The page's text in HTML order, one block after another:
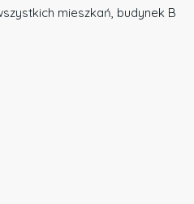
mieszkań, budynek B